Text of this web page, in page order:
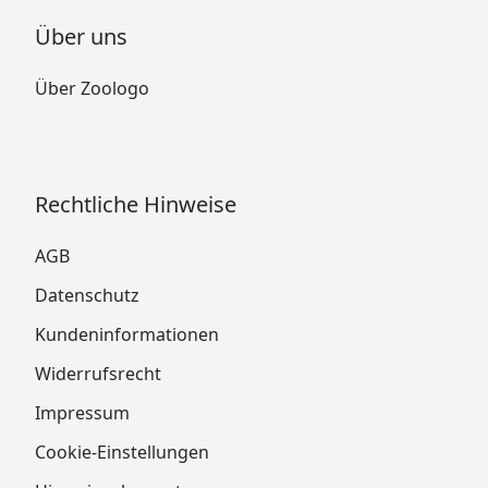
Über uns
Über Zoologo
Rechtliche Hinweise
AGB
Datenschutz
Kundeninformationen
Widerrufsrecht
Impressum
Cookie-Einstellungen